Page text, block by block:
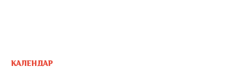
КАЛЕНДАР